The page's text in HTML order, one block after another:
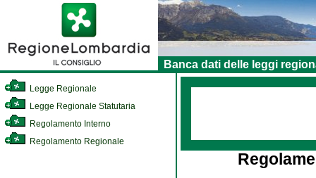
Banca dati delle leggi
Legge Regionale
Legge Regionale Statutaria
Regolamento Interno
Regolamento Regionale